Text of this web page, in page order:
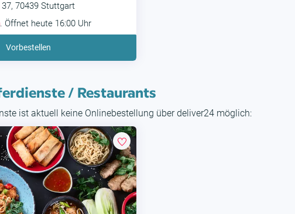
70439 Stuttgart
. Öffnet heute 16:00 Uhr
Vorbestellen
/ Restaurants
ist aktuell keine Onlinebestellung über deliver24 möglich: